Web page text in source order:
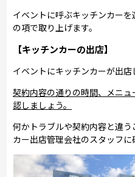
イベントに呼ぶキッチンカー
の項で取り上げます。
【キッチンカーの出店】
イベントにキッチンカーが出店
契約内容の通りの時間、メニ
認しましょう。
何かトラブルや契約内容と違
カー出店管理会社のスタッフに